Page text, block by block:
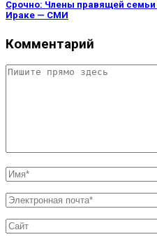
Срочно: Члены правящей семьи
Ираке — СМИ
Комментарий